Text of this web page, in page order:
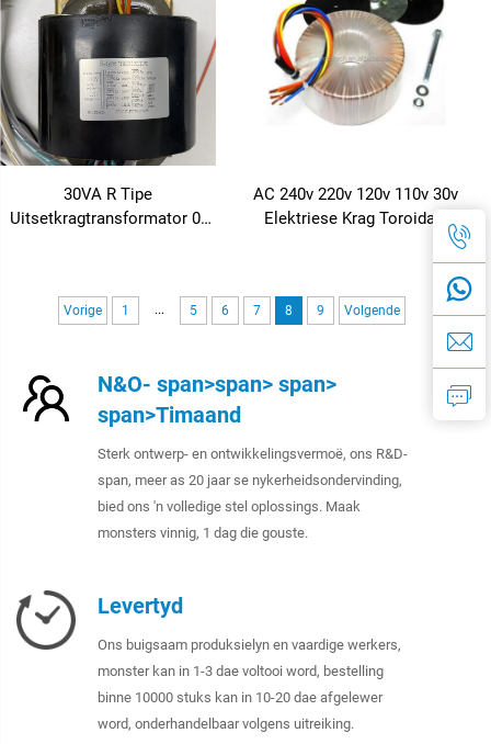
30VA R Tipe
Uitsetkragtransformator 0-
AC 240v 220v 120v 110v 30v
Elektriese Krag Toroidale
Windingtransformator 500w
Vorige 1 ... 5 6 7 8 9 Volgende
N&O- span>span> span>
span>Timaand
Sterk ontwerp- en ontwikkelingsvermoë, ons R&D-
span, meer as 20 jaar se nykerheidsondervinding,
bied ons 'n volledige stel oplossings. Maak
monsters vinnig, 1 dag die gouste.
Levertyd
Ons buigsaam produksielyn en vaardige werkers,
monster kan in 1-3 dae voltooi word, bestelling
binne 10000 stuks kan in 10-20 dae afgelewer
word, onderhandelbaar volgens uitreiking.